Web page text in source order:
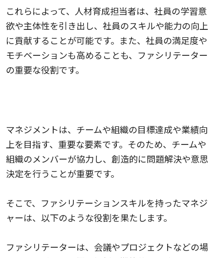
これらによって、人材育成担当者は、社員の学習意
欲や主体性を引き出し、社員のスキルや能力の向上
に貢献することが可能です。また、社員の満足度や
モチベーションも高めることも、ファシリテーター
の重要な役割です。
マネジメントは、チームや組織の目標達成や業績向
上を目指す、重要な要素です。そのため、チームや
組織のメンバーが協力し、創造的に問題解決や意思
決定を行うことが重要です。
そこで、ファシリテーションスキルを持ったマネジ
ャーは、以下のような役割を果たします。
ファシリテーターは、会議やプロジェクトなどの場